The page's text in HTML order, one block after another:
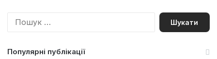
П
Популярні публікації